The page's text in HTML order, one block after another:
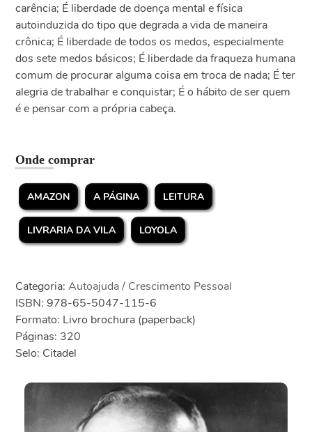
carência; É liberdade de doença mental e física
autoinduzida do tipo que degrada a vida de maneira
crônica; É liberdade de todos os medos, especialmente
dos sete medos básicos; É liberdade da fraqueza humana
comum de procurar alguma coisa em troca de nada; É ter
alegria de trabalhar e conquistar; É o hábito de ser quem
é e pensar com a própria cabeça.
Onde comprar
AMAZON A PÁGINA LEITURA
LIVRARIA DA VILA LOYOLA
Categoria: Autoajuda / Crescimento Pessoal
ISBN: 978-65-5047-115-6
Formato: Livro brochura (paperback)
Páginas: 320
Selo: Citadel